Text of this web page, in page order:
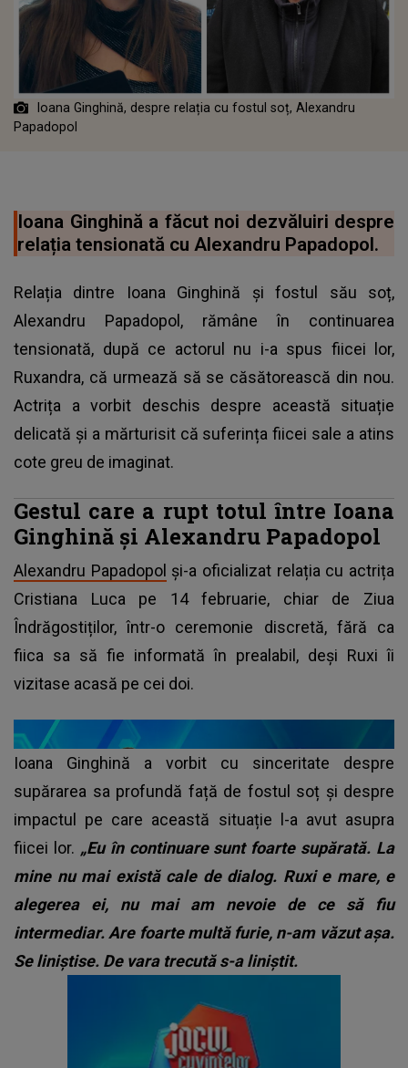
Ioana Ginghină, despre relația cu fostul soț, Alexandru
Papadopol
Ioana Ginghină a făcut noi dezvăluiri despre
relația tensionată cu Alexandru Papadopol.
Relația dintre Ioana Ginghină și fostul său soț,
Alexandru Papadopol, rămâne în continuarea
tensionată, după ce actorul nu i-a spus fiicei lor,
Ruxandra, că urmează să se căsătorească din nou.
Actrița a vorbit deschis despre această situație
delicată și a mărturisit că suferința fiicei sale a atins
cote greu de imaginat.
Gestul care a rupt totul între Ioana
Ginghină și Alexandru Papadopol
Alexandru Papadopol și-a oficializat relația cu actrița
Cristiana Luca pe 14 februarie, chiar de Ziua
Îndrăgostiților, într-o ceremonie discretă, fără ca
fiica sa să fie informată în prealabil, deși Ruxi îi
vizitase acasă pe cei doi.
Ioana Ginghină a vorbit cu sinceritate despre
supărarea sa profundă față de fostul soț și despre
impactul pe care această situație l-a avut asupra
fiicei lor. „Eu în continuare sunt foarte supărată. La
mine nu mai există cale de dialog. Ruxi e mare, e
alegerea ei, nu mai am nevoie de ce să fiu
intermediar. Are foarte multă furie, n-am văzut așa.
Se liniștise. De vara trecută s-a liniștit.